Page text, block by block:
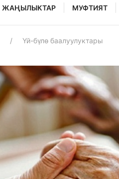
ЖАҢЫЛЫКТАР МУФТИЯТ
Үй-бүлө баалуулуктары